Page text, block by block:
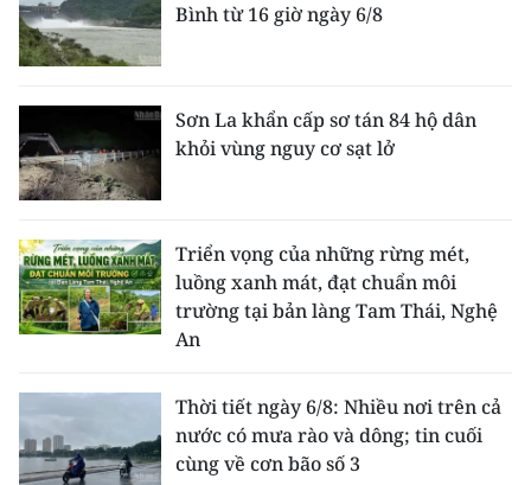
Bình từ 16 giờ ngày 6/8
Sơn La khẩn cấp sơ tán 84 hộ dân
khỏi vùng nguy cơ sạt lở
Triển vọng của những rừng mét,
luồng xanh mát, đạt chuẩn môi
trường tại bản làng Tam Thái, Nghệ
An
Thời tiết ngày 6/8: Nhiều nơi trên cả
nước có mưa rào và dông; tin cuối
cùng về cơn bão số 3